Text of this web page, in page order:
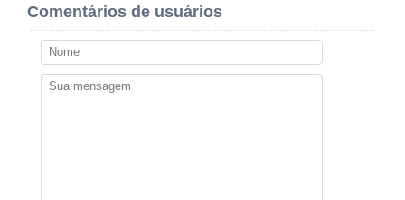
Comentários de usuários